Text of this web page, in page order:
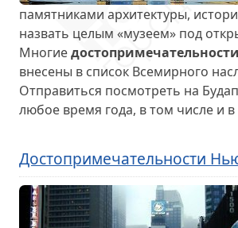
памятниками архитектуры,
назвать целым «музеем» под
Многие
внесены в список Всемирного
Отправиться посмотреть на
любое время года, в том числе и
Достопримечательности